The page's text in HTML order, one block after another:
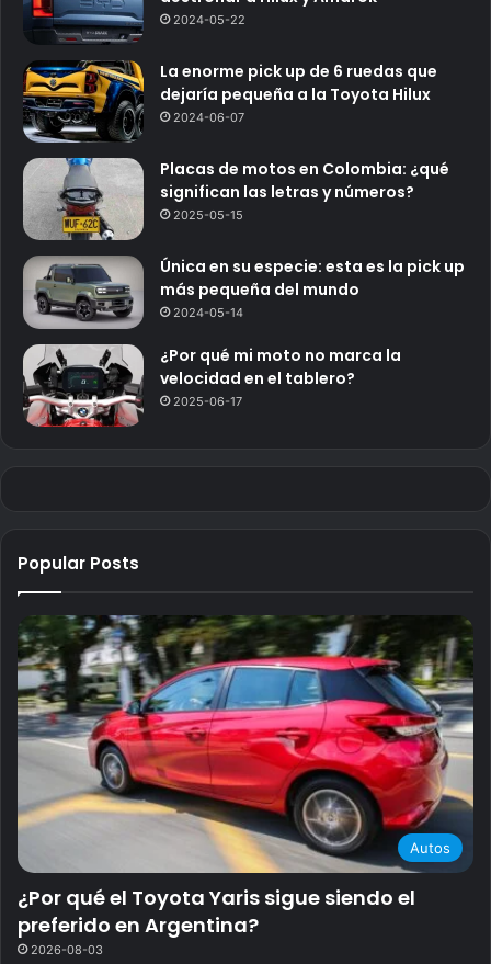
2024-05-22
La enorme pick up de 6 ruedas que
dejaría pequeña a la Toyota Hilux
2024-06-07
Placas de motos en Colombia: ¿qué
significan las letras y números?
2025-05-15
Única en su especie: esta es la pick up
más pequeña del mundo
2024-05-14
¿Por qué mi moto no marca la
velocidad en el tablero?
2025-06-17
Popular Posts
Autos
¿Por qué el Toyota Yaris sigue siendo el
preferido en Argentina?
2026-08-03